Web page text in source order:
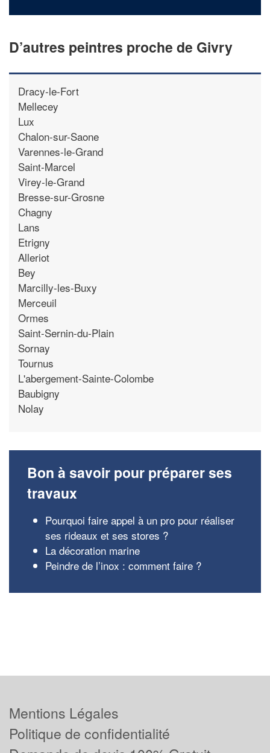
D’autres peintres proche de Givry
Dracy-le-Fort
Mellecey
Lux
Chalon-sur-Saone
Varennes-le-Grand
Saint-Marcel
Virey-le-Grand
Bresse-sur-Grosne
Chagny
Lans
Etrigny
Alleriot
Bey
Marcilly-les-Buxy
Merceuil
Ormes
Saint-Sernin-du-Plain
Sornay
Tournus
L'abergement-Sainte-Colombe
Baubigny
Nolay
Bon à savoir pour préparer ses
travaux
Pourquoi faire appel à un pro pour réaliser
ses rideaux et ses stores ?
La décoration marine
Peindre de l’inox : comment faire ?
Mentions Légales
Politique de confidentialité